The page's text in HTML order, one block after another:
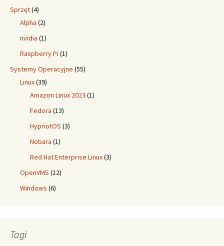
Sprzęt(4)
Alpha (2)
nvidia (1)
Raspberry Pi (1)
Systemy Operacyjne (55)
Linux(39)
Amazon Linux 2023 (1)
Fedora (13)
HypriotOS (3)
Nobara (1)
Red Hat Enterprise Linux(3)
OpenVMS (12)
Windows (6)
Tagi